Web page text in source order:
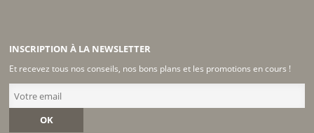
INSCRIPTION À LA NEWSLETTER
Et recevez tous nos conseils, nos bons plans et les promotions en cours !
OK